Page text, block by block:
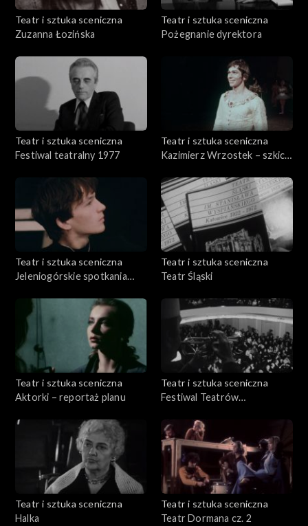
Teatr i sztuka sceniczna
Zuzanna Łozińska
Teatr i sztuka sceniczna
Pożegnanie dyrektora
Teatr i sztuka sceniczna
Festiwal teatralny 1977
Teatr i sztuka sceniczna
Kazimierz Wrzostek – szkic
Teatr i sztuka sceniczna
Jeleniogórskie spotkania
Teatr i sztuka sceniczna
Teatr Śląski
Teatr i sztuka sceniczna
Aktorki – reportaż planu
Teatr i sztuka sceniczna
Festiwal Teatrów
Socjalistycznych
Teatr i sztuka sceniczna
Halka
Teatr i sztuka sceniczna
Teatr Dormana cz. 2